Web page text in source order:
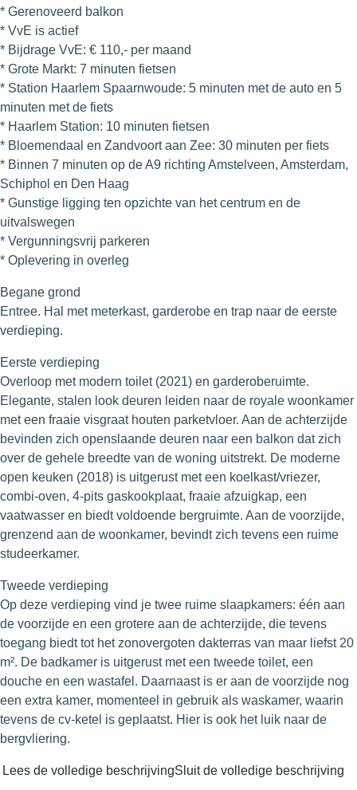
* Gerenoveerd balkon
* VvE is actief
* Bijdrage VvE: € 110,- per maand
* Grote Markt: 7 minuten fietsen
* Station Haarlem Spaarnwoude: 5 minuten met de auto en 5
minuten met de fiets
* Haarlem Station: 10 minuten fietsen
* Bloemendaal en Zandvoort aan Zee: 30 minuten per fiets
* Binnen 7 minuten op de A9 richting Amstelveen, Amsterdam,
Schiphol en Den Haag
* Gunstige ligging ten opzichte van het centrum en de
uitvalswegen
* Vergunningsvrij parkeren
* Oplevering in overleg
Begane grond
Entree. Hal met meterkast, garderobe en trap naar de eerste
verdieping.
Eerste verdieping
Overloop met modern toilet (2021) en garderoberuimte.
Elegante, stalen look deuren leiden naar de royale woonkamer
met een fraaie visgraat houten parketvloer. Aan de achterzijde
bevinden zich openslaande deuren naar een balkon dat zich
over de gehele breedte van de woning uitstrekt. De moderne
open keuken (2018) is uitgerust met een koelkast/vriezer,
combi-oven, 4-pits gaskookplaat, fraaie afzuigkap, een
vaatwasser en biedt voldoende bergruimte. Aan de voorzijde,
grenzend aan de woonkamer, bevindt zich tevens een ruime
studeerkamer.
Tweede verdieping
Op deze verdieping vind je twee ruime slaapkamers: één aan
de voorzijde en een grotere aan de achterzijde, die tevens
toegang biedt tot het zonovergoten dakterras van maar liefst 20
m². De badkamer is uitgerust met een tweede toilet, een
douche en een wastafel. Daarnaast is er aan de voorzijde nog
een extra kamer, momenteel in gebruik als waskamer, waarin
tevens de cv-ketel is geplaatst. Hier is ook het luik naar de
bergvliering.
Lees de volledige beschrijvingSluit de volledige beschrijving